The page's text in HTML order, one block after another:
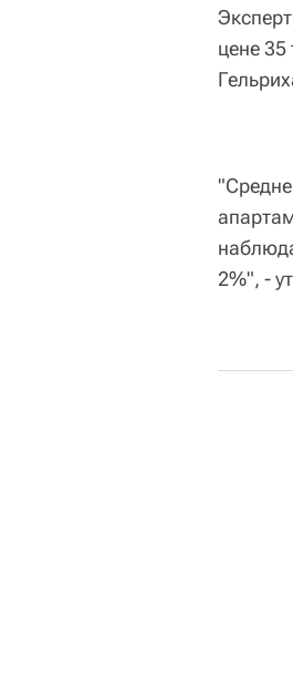
цене
2%", -